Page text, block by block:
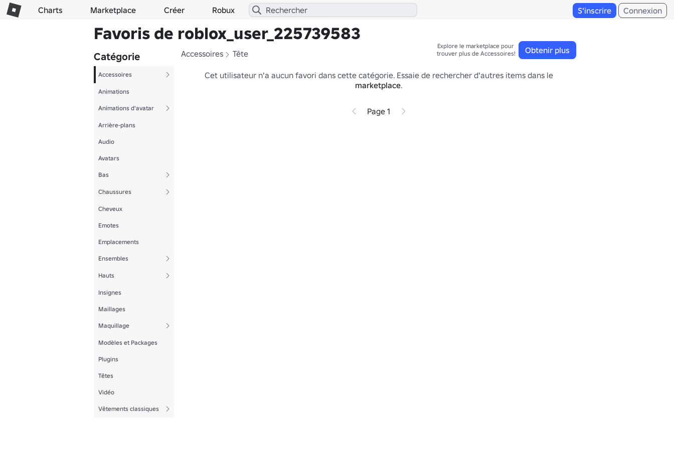
Charts Marketplace Créer Robux S'inscrire Connexion
Favoris de roblox_user_225739583
Catégorie
Accessoires
Animations
Animations d'avatar
Arrière-plans
Audio
Avatars
Bas
Chaussures
Cheveux
Emotes
Emplacements
Ensembles
Hauts
Insignes
Maillages
Maquillage
Modèles et Packages
Plugins
Têtes
Vidéo
Vêtements classiques
Accessoires Tête Obtenir plus
Explore le marketplace pour
trouver plus de Accessoires!
Cet utilisateur n'a aucun favori dans cette catégorie. Essaie de rechercher d'autres items dans le
marketplace.
Page 1